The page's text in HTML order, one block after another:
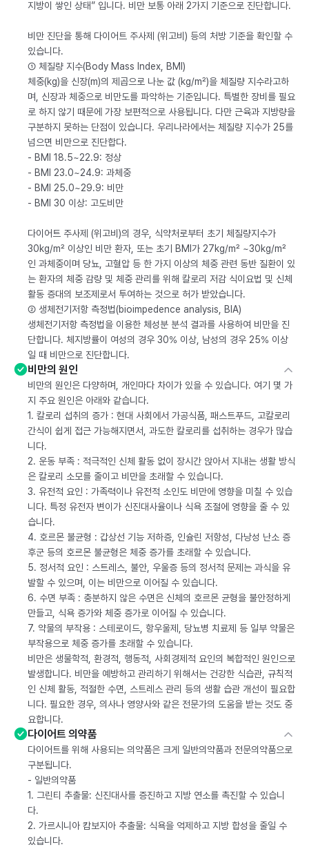
지방이 쌓인 상태” 입니다. 비만 보통 아래 2가지 기준으로 진단합니다.
비만 진단을 통해 다이어트 주사제 (위고비) 등의 처방 기준을 확인할 수
있습니다.
① 체질량 지수(Body Mass Index, BMI)
체중(kg)을 신장(m)의 제곱으로 나눈 값 (kg/m²)을 체질량 지수라고하
며, 신장과 체중으로 비만도를 파악하는 기준입니다. 특별한 장비를 필요
로 하지 않기 때문에 가장 보편적으로 사용됩니다. 다만 근육과 지방량을
구분하지 못하는 단점이 있습니다. 우리나라에서는 체질량 지수가 25를
넘으면 비만으로 진단합다.
- BMI 18.5~22.9: 정상
- BMI 23.0~24.9: 과체중
- BMI 25.0~29.9: 비만
- BMI 30 이상: 고도비만
다이어트 주사제 (위고비)의 경우, 식약처로부터 초기 체질량지수가
30kg/m² 이상인 비만 환자, 또는 초기 BMI가 27kg/m² ~30kg/m²
인 과체중이며 당뇨, 고혈압 등 한 가지 이상의 체중 관련 동반 질환이 있
는 환자의 체중 감량 및 체중 관리를 위해 칼로리 저감 식이요법 및 신체
활동 증대의 보조제로서 투여하는 것으로 허가 받았습니다.
② 생체전기저항 측정법(bioimpedence analysis, BIA)
생체전기저항 측정법을 이용한 체성분 분석 결과를 사용하여 비만을 진
단합니다. 체지방률이 여성의 경우 30% 이상, 남성의 경우 25% 이상
일 때 비만으로 진단합니다.
비만의 원인
비만의 원인은 다양하며, 개인마다 차이가 있을 수 있습니다. 여기 몇 가
지 주요 원인은 아래와 같습니다.
1. 칼로리 섭취의 증가 : 현대 사회에서 가공식품, 패스트푸드, 고칼로리
간식이 쉽게 접근 가능해지면서, 과도한 칼로리를 섭취하는 경우가 많습
니다.
2. 운동 부족 : 적극적인 신체 활동 없이 장시간 앉아서 지내는 생활 방식
은 칼로리 소모를 줄이고 비만을 초래할 수 있습니다.
3. 유전적 요인 : 가족력이나 유전적 소인도 비만에 영향을 미칠 수 있습
니다. 특정 유전자 변이가 신진대사율이나 식욕 조절에 영향을 줄 수 있
습니다.
4. 호르몬 불균형 : 갑상선 기능 저하증, 인슐린 저항성, 다낭성 난소 증
후군 등의 호르몬 불균형은 체중 증가를 초래할 수 있습니다.
5. 정서적 요인 : 스트레스, 불안, 우울증 등의 정서적 문제는 과식을 유
발할 수 있으며, 이는 비만으로 이어질 수 있습니다.
6. 수면 부족 : 충분하지 않은 수면은 신체의 호르몬 균형을 불안정하게
만들고, 식욕 증가와 체중 증가로 이어질 수 있습니다.
7. 약물의 부작용 : 스테로이드, 항우울제, 당뇨병 치료제 등 일부 약물은
부작용으로 체중 증가를 초래할 수 있습니다.
비만은 생물학적, 환경적, 행동적, 사회경제적 요인의 복합적인 원인으로
발생합니다. 비만을 예방하고 관리하기 위해서는 건강한 식습관, 규칙적
인 신체 활동, 적절한 수면, 스트레스 관리 등의 생활 습관 개선이 필요합
니다. 필요한 경우, 의사나 영양사와 같은 전문가의 도움을 받는 것도 중
요합니다.
다이어트 의약품
다이어트를 위해 사용되는 의약품은 크게 일반의약품과 전문의약품으로
구분됩니다.
- 일반의약품
1. 그린티 추출물: 신진대사를 증진하고 지방 연소를 촉진할 수 있습니
다.
2. 가르시니아 캄보지아 추출물: 식욕을 억제하고 지방 합성을 줄일 수
있습니다.